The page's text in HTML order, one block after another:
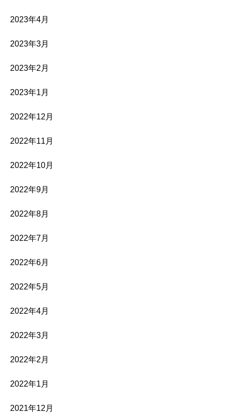
2023年4月
2023年3月
2023年2月
2023年1月
2022年12月
2022年11月
2022年10月
2022年9月
2022年8月
2022年7月
2022年6月
2022年5月
2022年4月
2022年3月
2022年2月
2022年1月
2021年12月